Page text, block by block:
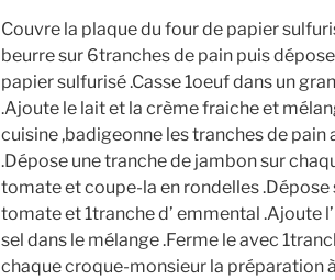
Couvre la plaque du four de papier
beurre sur 6tranches de pain puis
papier sulfurisé .Casse 1oeuf dans un
.Ajoute le lait et la crème fraiche et
cuisine ,badigeonne les tranches de pain
.Dépose une tranche de jambon sur
tomate et coupe-la en rondelles .Dépose
tomate et 1tranche d’ emmental .Ajoute
sel dans le mélange .Ferme le avec
chaque croque-monsieur la préparation